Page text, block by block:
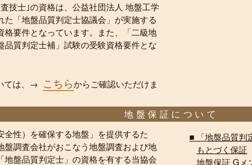
技士｣の資格は、公益社団法人 地盤工学
「地盤品質判定士協議会」が実施する
格要件となっています。また、「二級地
質判定士補」試験の受験資格要件とな
ては、→ こちらからご確認いただけま
地盤保証について
全性）を確保する地盤」を提供するた
調査会社がおこなう地盤調査および地
盤品質判定士」の資格を有する当協会
■ 「地盤品質
もとづく保証
地盤保証 Gメ